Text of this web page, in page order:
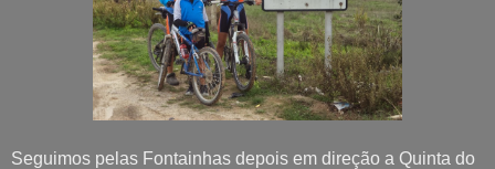
Seguimos pelas Fontainhas depois em direção a Quinta do